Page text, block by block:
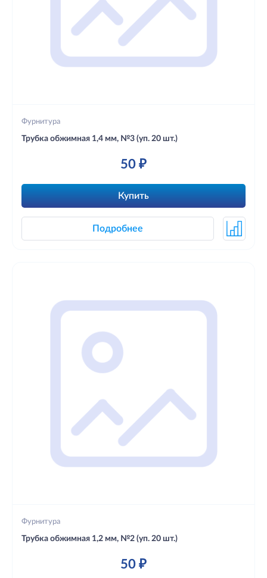
Фурнитура
Трубка обжимная 1,4 мм, №3 (уп. 20 шт.)
50 ₽
Купить
Подробнее
Фурнитура
Трубка обжимная 1,2 мм, №2 (уп. 20 шт.)
50 ₽